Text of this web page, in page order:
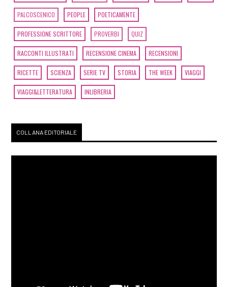
Marzo 2019
[04]Tutta la verità su Ruth
Malone, di Emma Flint:
incipit
[11]Racconti di stelle al bar
PALCOSCENICO PEOPLE POETICAMENTE
PROFESSIONE SCRITTORE PROVERBI QUIZ
RACCONTI ILLUSTRATI RECENSIONE CINEMA RECENSIONI
RICETTE SCIENZA SERIE TV STORIA THE WEEK VIAGGI
VIAGGI&LETTERATURA INLIBRERIA
COLLANA EDITORIALE